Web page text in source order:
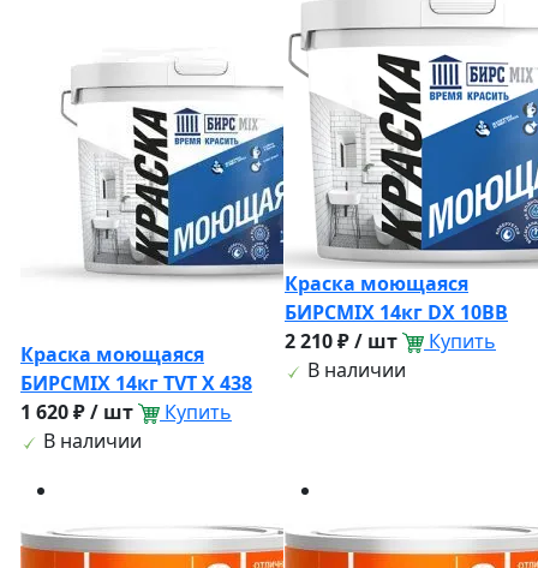
Краска моющаяся
БИРСМIX 14кг TVT X 438
1 620 ₽ / шт
Купить
В наличии
Краска моющаяся
БИРСМIX 14кг DX 10BB
2 210 ₽ / шт
Купить
В наличии